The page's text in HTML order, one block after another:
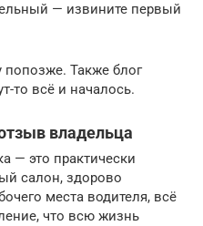
— извините первый
Также блог
то всё и началось.
владельца
— это практически
салон, здорово
места водителя, всё
что всю жизнь